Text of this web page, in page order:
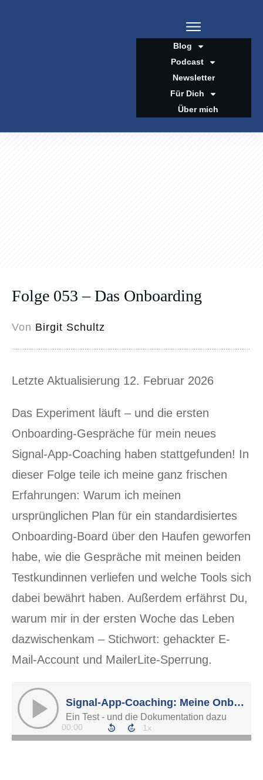
Blog
Podcast
Newsletter
Für Dich
Über mich
Folge 053 – Das Onboarding
Von Birgit Schultz
Letzte Aktualisierung 12. Februar 2026
Das Experiment läuft – und die ersten
Onboarding-Gespräche für mein neues
Signal-App-Coaching haben stattgefunden! In
dieser Folge teile ich meine ganz frischen
Erfahrungen: Warum ich meinen
ursprünglichen Plan für ein standardisiertes
Onboarding-Board über den Haufen geworfen
habe, wie die Gespräche mit meinen beiden
Testkundinnen verliefen und welche Tools sich
dabei bewährt haben. Außerdem erfährst Du,
warum mir in der ersten Woche das Leben
dazwischenkam – Stichwort: gehackter E-
Mail-Account und MailerLite-Sperrung.